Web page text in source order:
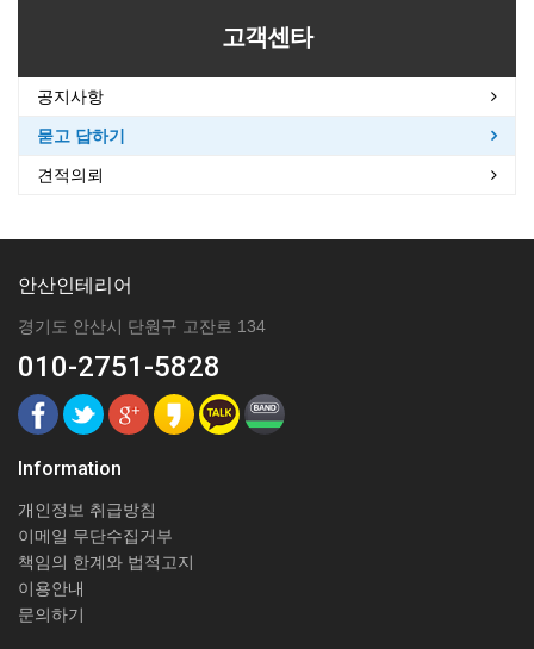
고객센타
공지사항
묻고 답하기
견적의뢰
안산인테리어
경기도 안산시 단원구 고잔로 134
010-2751-5828
Information
개인정보 취급방침
이메일 무단수집거부
책임의 한계와 법적고지
이용안내
문의하기